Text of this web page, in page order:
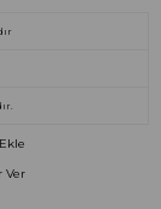
Ver